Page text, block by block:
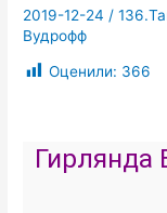
2019-12-24 /
Вудрофф
Оценили: 366
Гирлянда